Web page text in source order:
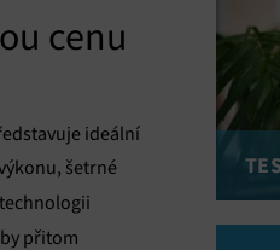
cenu
ideální
šetrné
přitom